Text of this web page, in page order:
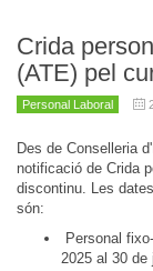
Crida
(ATE) pel
Personal Laboral
Des de Conselleria
notificació de Crida
discontinu. Les
són:
Personal
2025 al 30 de